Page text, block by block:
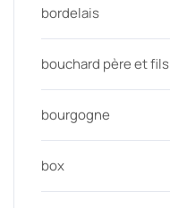
bordelais
bouchard père et fils
bourgogne
box